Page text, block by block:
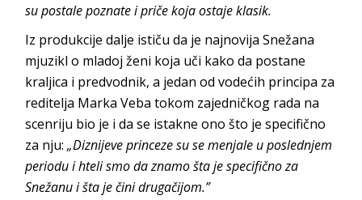
su postale poznate i priče koja ostaje klasik.
Iz produkcije dalje ističu da je najnovija Snežana
mjuzikl o mladoj ženi koja uči kako da postane
kraljica i predvodnik, a jedan od vodećih principa za
reditelja Marka Veba tokom zajedničkog rada na
scenriju bio je i da se istakne ono što je specifično
za nju:„Diznijeve princeze su se menjale u poslednjem
periodu i hteli smo da znamo šta je specifično za
Snežanu i šta je čini drugačijom.”